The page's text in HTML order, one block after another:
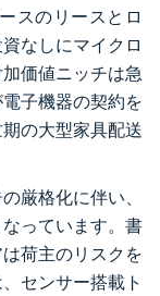
スのリースとロ
なしにマイクロ
価値ニッチは急
子機器の契約を
の大型家具配送
厳格化に伴い、
っています。書
荷主のリスクを
センサー搭載ト